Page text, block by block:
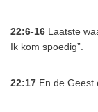
22:6-16 Laatste
Ik kom spoedig”.
22:17 En de Geest